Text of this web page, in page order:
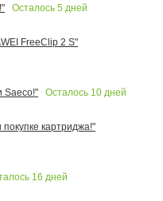
Осталось 5 дней
FreeClip 2 S"
Saeco!"
Осталось 10 дней
картриджа!"
16 дней